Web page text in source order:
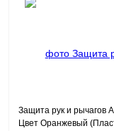
Защита рук и рычагов
Цвет Оранжевый